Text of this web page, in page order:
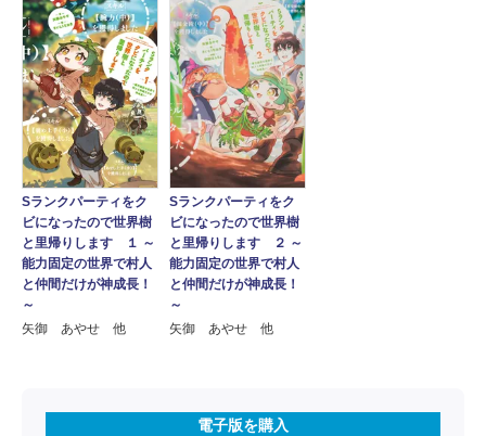
Sランクパーティをク
ビになったので世界樹
と里帰りします １ ～
能力固定の世界で村人
と仲間だけが神成長！
～
矢御 あやせ 他
Sランクパーティをク
ビになったので世界樹
と里帰りします ２ ～
能力固定の世界で村人
と仲間だけが神成長！
～
矢御 あやせ 他
電子版を購入